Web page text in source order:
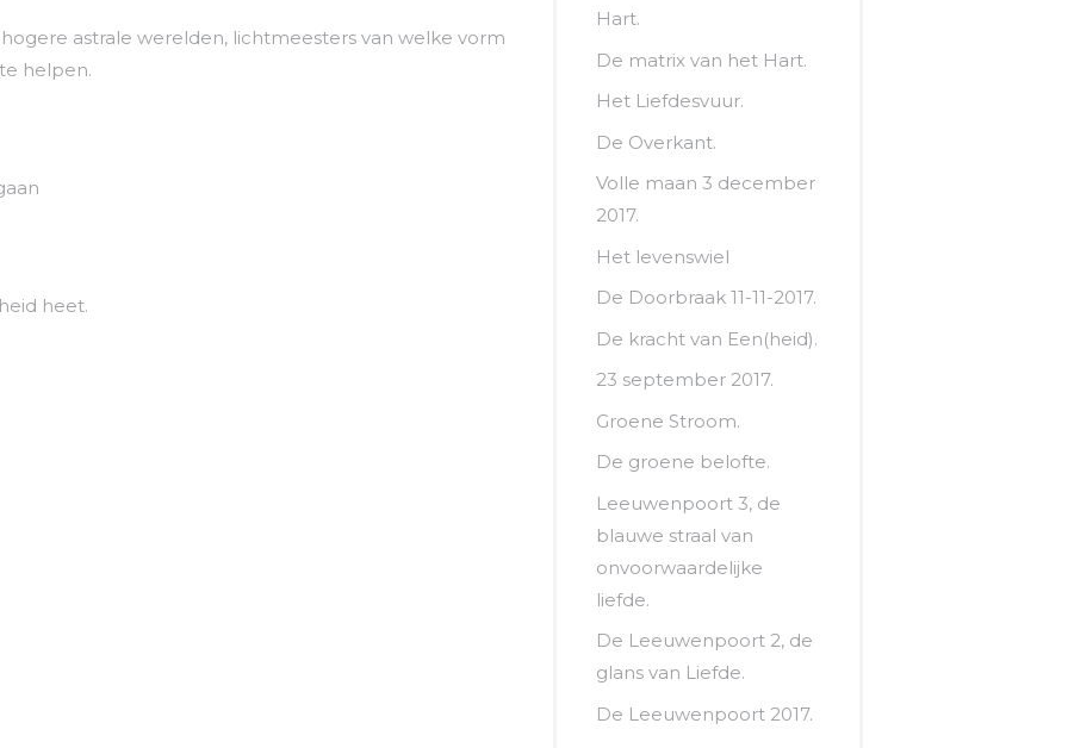
astrale werelden, lichtmeesters van welke vorm
helpen.
heet.
Hart.
De matrix van het Hart.
Het Liefdesvuur.
De Overkant.
Volle maan 3 december
2017.
Het levenswiel
De Doorbraak 11-11-2017.
De kracht van Een(heid).
23 september 2017.
Groene Stroom.
De groene belofte.
Leeuwenpoort 3, de
blauwe straal van
onvoorwaardelijke
liefde.
De Leeuwenpoort 2, de
glans van Liefde.
De Leeuwenpoort 2017.